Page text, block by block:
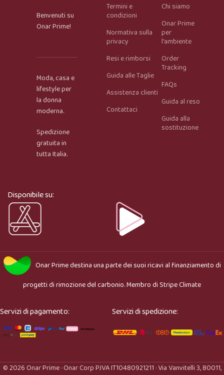
Onar AI Assistant
Benvenuti su
Onar Prime!
Moda, casa e
lifestyle per
la donna
moderna.
Spedizione
gratuita in
tutta Italia.
Termini e
condizioni
Normativa sulla
privacy
Resi e rimborsi
Guida alle Taglie
Assistenza clienti
Contattaci
Chi siamo
Onar Prime
per
l'ambiente
Order
Tracking
FAQs
Guida al reso
Guida alla
sostituzione
Disponibile su:
Onar Primedestina una parte dei suoi ricavi al finanziamento di
progetti di rimozione del carbonio. Membro diStripe Climate
Servizi di pagamento: Servizi di spedizione:
© 2026 Onar Prime · Onar Corp P.IVA IT10480921211 · Via Vanvitelli 3, 80011,